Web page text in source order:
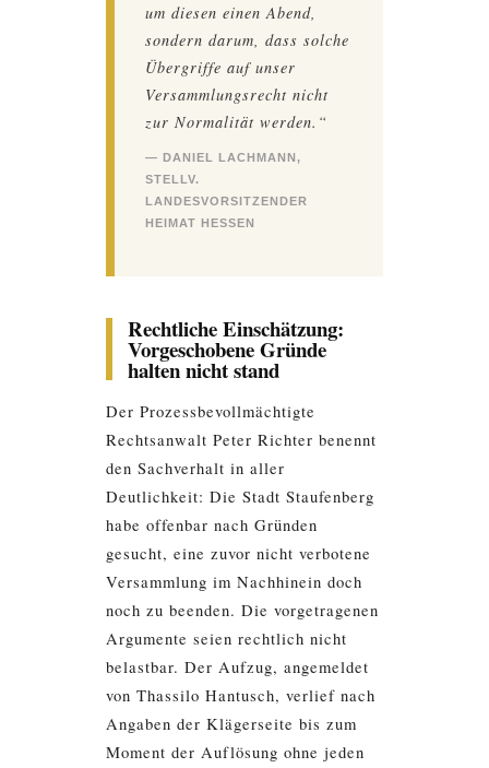
um diesen einen Abend,
sondern darum, dass solche
Übergriffe auf unser
Versammlungsrecht nicht
zur Normalität werden.“
— DANIEL LACHMANN,
STELLV.
LANDESVORSITZENDER
HEIMAT HESSEN
Rechtliche Einschätzung:
Vorgeschobene Gründe
halten nicht stand
Der Prozessbevollmächtigte
Rechtsanwalt Peter Richter benennt
den Sachverhalt in aller
Deutlichkeit: Die Stadt Staufenberg
habe offenbar nach Gründen
gesucht, eine zuvor nicht verbotene
Versammlung im Nachhinein doch
noch zu beenden. Die vorgetragenen
Argumente seien rechtlich nicht
belastbar. Der Aufzug, angemeldet
von Thassilo Hantusch, verlief nach
Angaben der Klägerseite bis zum
Moment der Auflösung ohne jeden